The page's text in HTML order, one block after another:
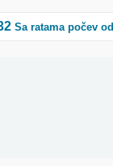
Sa ratama počev od